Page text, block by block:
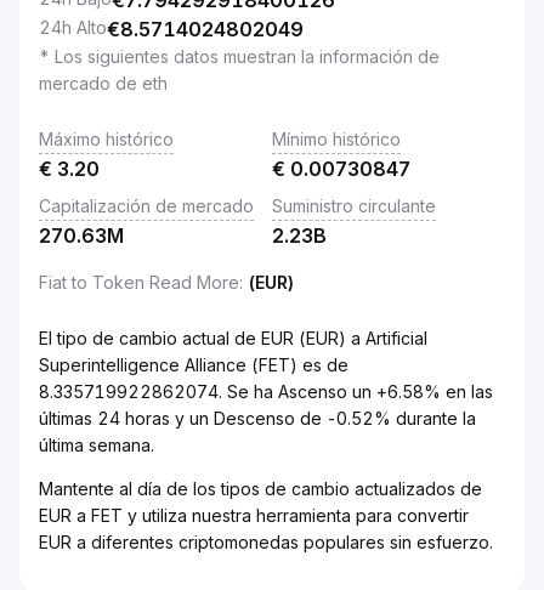
24h Alto€8.5714024802049
* Los siguientes datos muestran la información de
mercado de eth
Máximo histórico
€ 3.20
Mínimo histórico
€ 0.00730847
Capitalización de mercado
270.63M
Suministro circulante
2.23B
Fiat to Token Read More: (EUR)
El tipo de cambio actual de EUR (EUR) a Artificial
Superintelligence Alliance (FET) es de
8.335719922862074. Se ha Ascenso un +6.58% en las
últimas 24 horas y un Descenso de -0.52% durante la
última semana.
Mantente al día de los tipos de cambio actualizados de
EUR a FET y utiliza nuestra herramienta para convertir
EUR a diferentes criptomonedas populares sin esfuerzo.